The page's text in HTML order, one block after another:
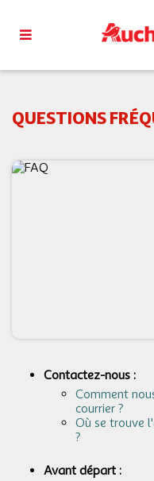
QUESTIONS
Contactez-nous :
Comment
courrier ?
Où se trouve
?
Avant départ :